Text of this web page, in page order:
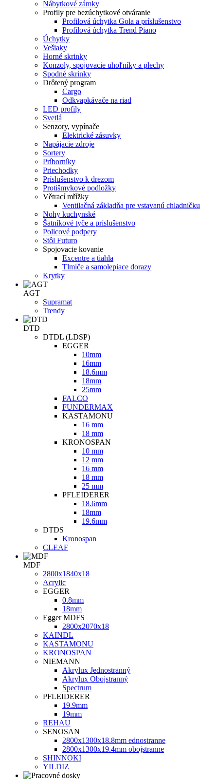
Nábytkové zámky
Profily pre bezúchytkové otváranie
Profilová úchytka Gola a príslušenstvo
Profilová úchytka Trend Piano
Úchytky
Vešiaky
Horné skrinky
Konzoly, spojovacie uhoľníky a plechy
Spodné skrinky
Drôtený program
Cargo
Odkvapkávače na riad
LED profily
Svetlá
Senzory, vypínače
Elektrické zásuvky
Napájacie zdroje
Sortery
Príborníky
Priechodky
Príslušenstvo k drezom
Protišmykové podložky
Větrací mřížky
Ventilačná základňa pre vstavanú chladničku
Nohy kuchynské
Šatníkové tyče a príslušenstvo
Policové podpery
Stôl Futuro
Spojovacie kovanie
Excentre a tiahla
Tlmiče a samolepiace dorazy
Krytky
AGT
Supramat
Trendy
DTD
DTDL (LDSP)
EGGER
10mm
16mm
18.6mm
18mm
25mm
FALCO
FUNDERMAX
KASTAMONU
16 mm
18 mm
KRONOSPAN
10 mm
12 mm
16 mm
18 mm
25 mm
PFLEIDERER
18.6mm
18mm
19.6mm
DTDS
Kronospan
CLEAF
MDF
2800х1840х18
Acrylic
EGGER
0.8mm
18mm
Egger MDFS
2800x2070x18
KAINDL
KASTAMONU
KRONOSPAN
NIEMANN
Akrylux Jednostranný
Akrylux Obojstranný
Spectrum
PFLEIDERER
19.9mm
19mm
REHAU
SENOSAN
2800x1300x18.8mm ednostranne
2800x1300x19.4mm obojstranne
SHINNOKI
YILDIZ